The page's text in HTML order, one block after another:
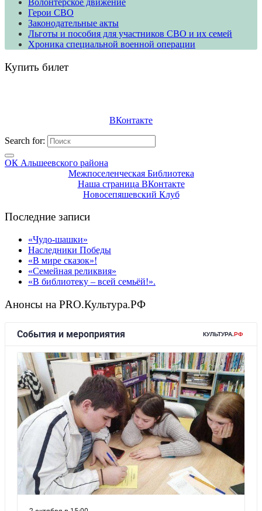
Волонтерское движение
​​​​​​​Герои СВО
Законодательные акты
Льготы и пособия для участников СВО и их семей
Хроника специальной военной операции
Купить билет
ВКонтакте
Search for:
ОК Альшеевского района
Межпоселенческая Библиотека
Наша страница ВКонтакте
Новосепяшевский Клуб
Последние записи
«Чудо-шашки»
Наследники Победы
«В мире сказок»!
«Семейная реликвия»
«В библиотеку – всей семьёй!».
Анонсы на PRO.Культура.РФ